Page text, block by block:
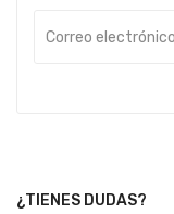
¿TIENES DUDAS?